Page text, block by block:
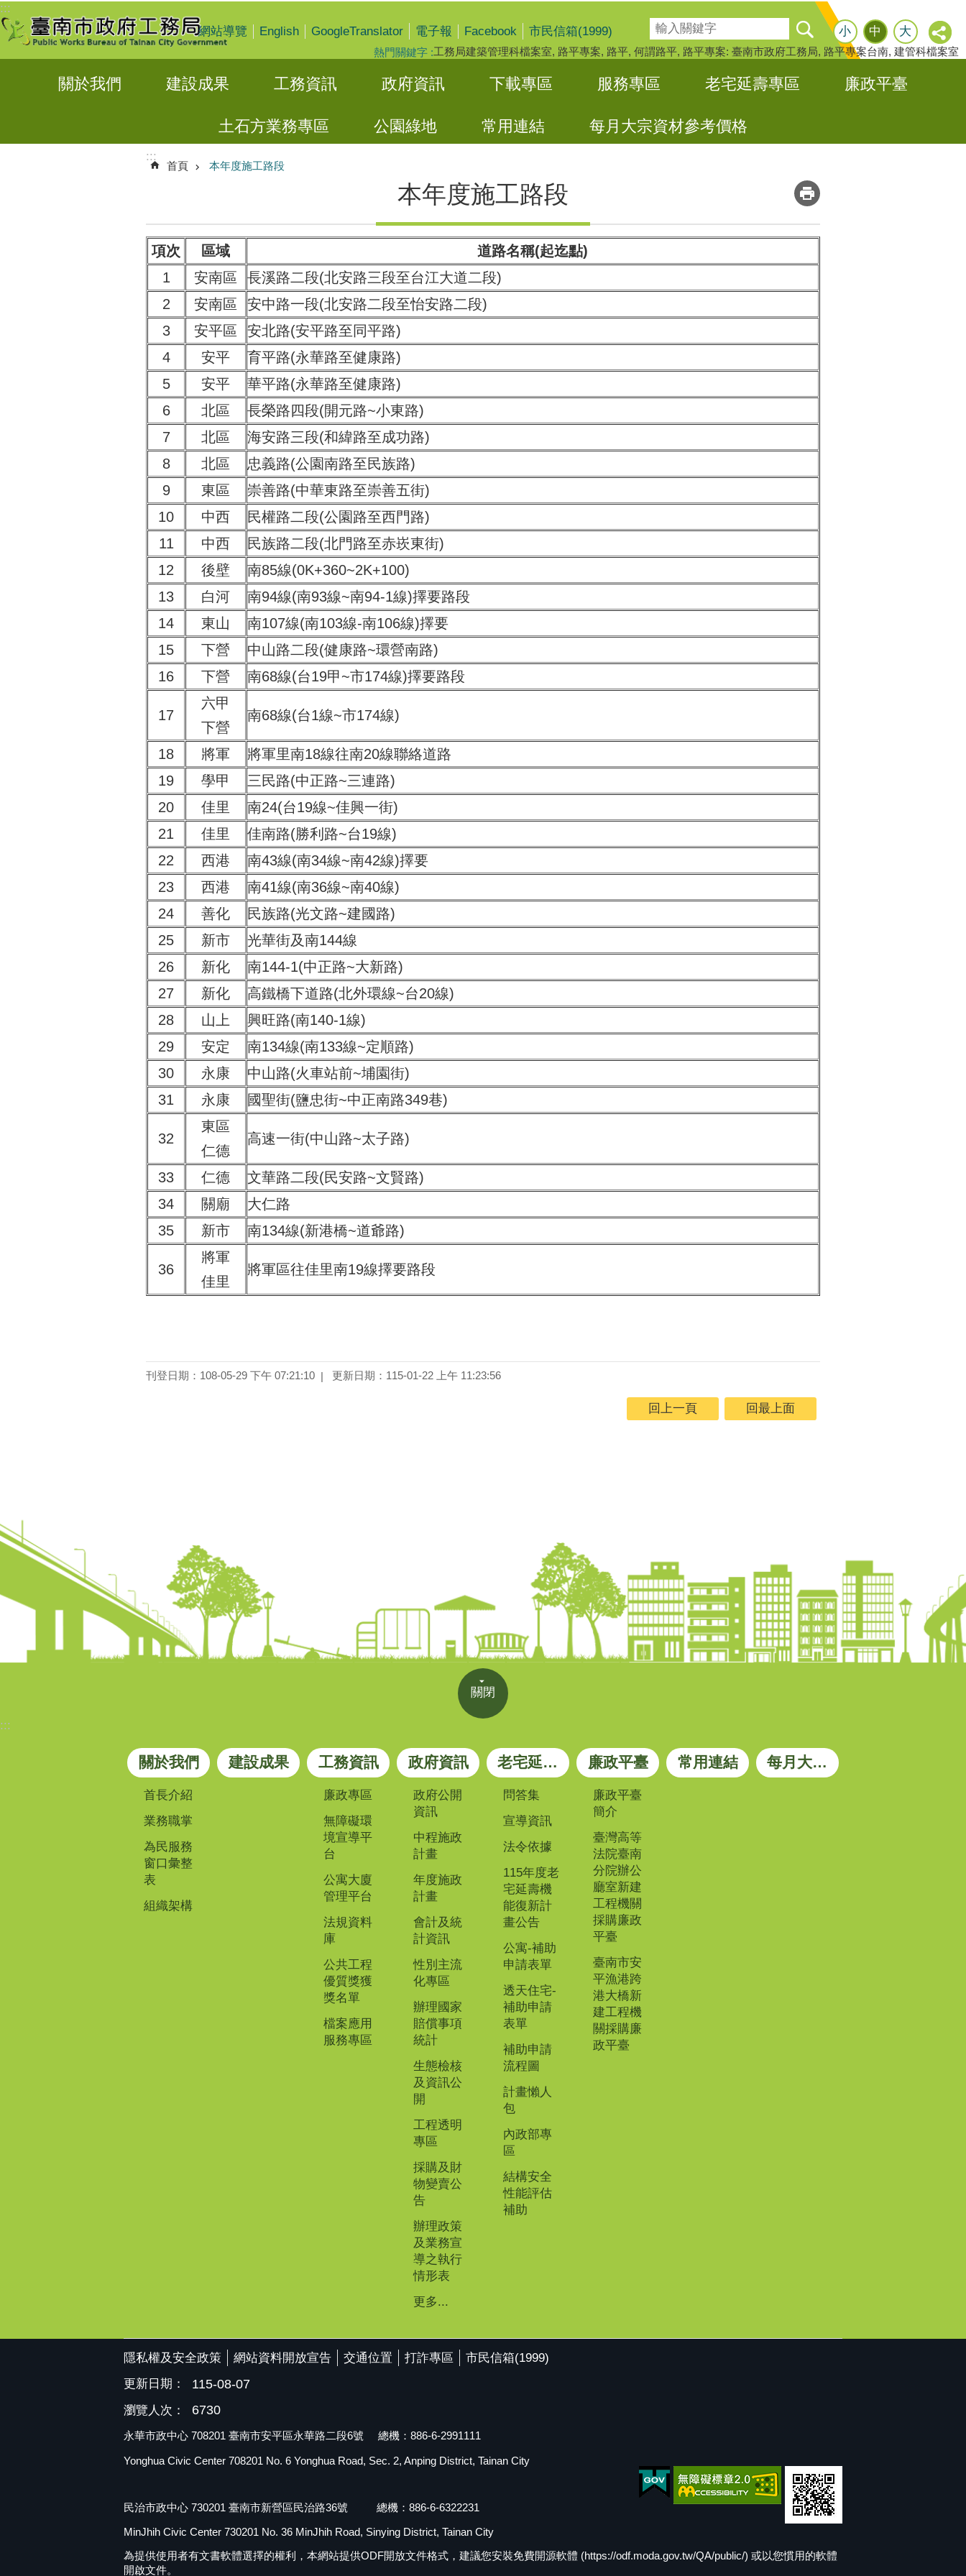
跳到主要內容區塊
:::
網站導覽
English GoogleTranslator 電子報 Facebook 市民信箱(1999)
搜尋
小 中 大
熱門關鍵字 工務局建築管理科檔案室 路平專案 路平 何謂路平 路平專案: 臺南市政府工務局 路平專案台南 建管科檔案室
關於我們 建設成果 工務資訊 政府資訊 下載專區 服務專區 老宅延壽專區 廉政平臺
土石方業務專區 公園綠地 常用連結 每月大宗資材參考價格
:::
首頁 本年度施工路段
本年度施工路段 _
項次 區域
道路名稱(起迄點)
1
安南區
長溪路二段(北安路三段至台江大道二段)
2
安南區
安中路一段(北安路二段至怡安路二段)
3
安平區
安北路(安平路至同平路)
4
安平
育平路(永華路至健康路)
5
安平
華平路(永華路至健康路)
6
北區
長榮路四段(開元路~小東路)
7
北區
海安路三段(和緯路至成功路)
8
北區
忠義路(公園南路至民族路)
9
東區
崇善路(中華東路至崇善五街)
10
中西
民權路二段(公園路至西門路)
11
中西
民族路二段(北門路至赤崁東街)
12
後壁
南85線(0K+360~2K+100)
13
白河
南94線(南93線~南94-1線)擇要路段
14
東山
南107線(南103線-南106線)擇要
15
下營
中山路二段(健康路~環營南路)
16
下營 南68線(台19甲~市174線)擇要路段
17
六甲
下營
南68線(台1線~市174線)
18 將軍
將軍里南18線往南20線聯絡道路
19
學甲
三民路(中正路~三連路)
20
佳里
南24(台19線~佳興一街)
21
佳里
佳南路(勝利路~台19線)
22
西港
南43線(南34線~南42線)擇要
23
西港
南41線(南36線~南40線)
24
善化
民族路(光文路~建國路)
25
新市
光華街及南144線
26
新化
南144-1(中正路~大新路)
27
新化
高鐵橋下道路(北外環線~台20線)
28
山上
興旺路(南140-1線)
29
安定
南134線(南133線~定順路)
30
永康
中山路(火車站前~埔園街)
31
永康 國聖街(鹽忠街~中正南路349巷)
32
東區
仁德
高速一街(中山路~太子路)
33 仁德
文華路二段(民安路~文賢路)
34
關廟
大仁路
35
新市 南134線(新港橋~道爺路)
36
將軍
佳里
將軍區往佳里南19線擇要路段
刊登日期：108-05-29 下午 07:21:10 更新日期：115-01-22 上午 11:23:56
回上一頁 回最上面
關閉
:::
關於我們
首長介紹
業務職掌
為民服務
窗口彙整
表
組織架構
建設成果 工務資訊
廉政專區
無障礙環
境宣導平
台
公寓大廈
管理平台
法規資料
庫
公共工程
優質獎獲
獎名單
檔案應用
服務專區
政府資訊
政府公開
資訊
中程施政
計畫
年度施政
計畫
會計及統
計資訊
性別主流
化專區
辦理國家
賠償事項
統計
生態檢核
及資訊公
開
工程透明
專區
採購及財
物變賣公
告
辦理政策
及業務宣
導之執行
情形表
更多...
老宅延壽專區
問答集
宣導資訊
法令依據
115年度老
宅延壽機
能復新計
畫公告
公寓-補助
申請表單
透天住宅-
補助申請
表單
補助申請
流程圖
計畫懶人
包
內政部專
區
結構安全
性能評估
補助
廉政平臺
廉政平臺
簡介
臺灣高等
法院臺南
分院辦公
廳室新建
工程機關
採購廉政
平臺
臺南市安
平漁港跨
港大橋新
建工程機
關採購廉
政平臺
常用連結 每月大宗資材參考價格
隱私權及安全政策 網站資料開放宣告 交通位置 打詐專區
市民信箱(1999)
更新日期：
115-08-07
瀏覽人次： 6730
永華市政中心 708201 臺南市安平區永華路二段6號 總機：886-6-2991111
Yonghua Civic Center 708201 No. 6 Yonghua Road, Sec. 2, Anping District, Tainan City
民治市政中心 730201 臺南市新營區民治路36號 總機：886-6-6322231
MinJhih Civic Center 730201 No. 36 MinJhih Road, Sinying District, Tainan City
為提供使用者有文書軟體選擇的權利，本網站提供ODF開放文件格式，建議您安裝免費開源軟體 (https://odf.moda.gov.tw/QA/public/) 或以您慣用的軟體
開啟文件。